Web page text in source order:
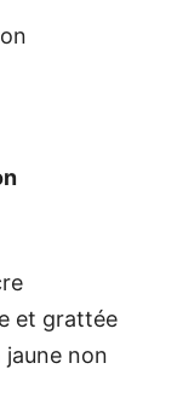
et grattée
jaune non